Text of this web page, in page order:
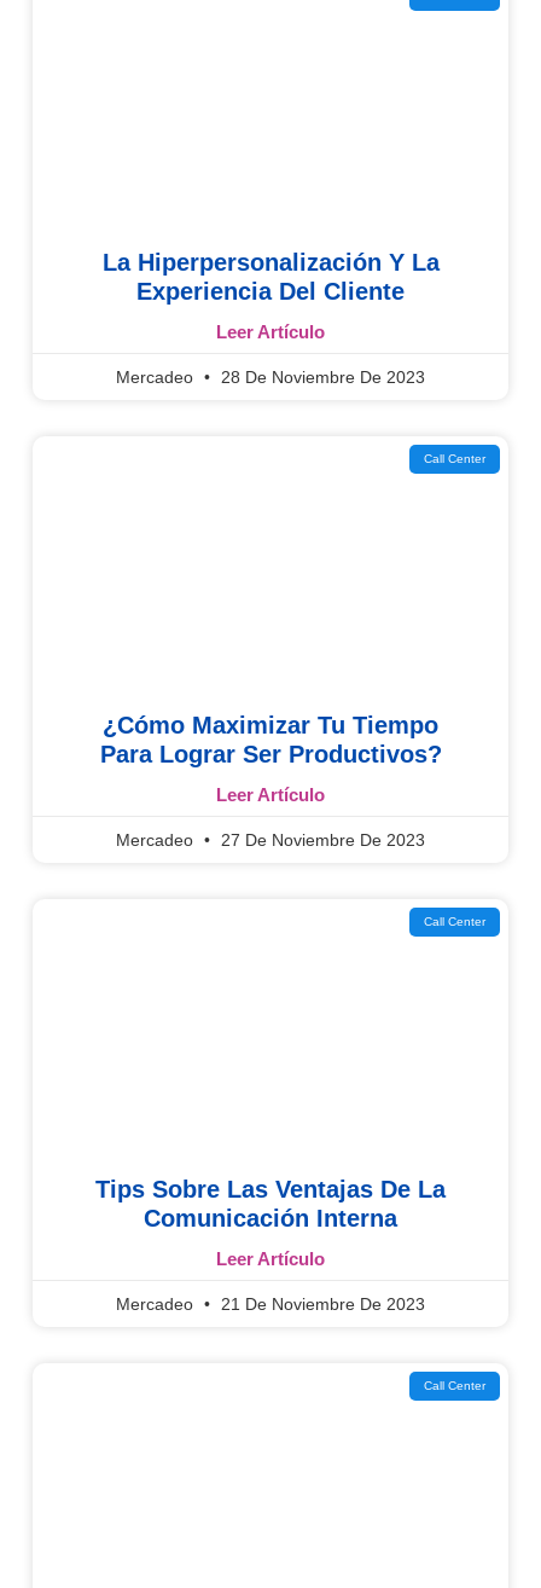
La Hiperpersonalización Y La
Experiencia Del Cliente
Leer Artículo
Mercadeo 28 De Noviembre De 2023
Call Center
¿Cómo Maximizar Tu Tiempo
Para Lograr Ser Productivos?
Leer Artículo
Mercadeo 27 De Noviembre De 2023
Call Center
Tips Sobre Las Ventajas De La
Comunicación Interna
Leer Artículo
Mercadeo 21 De Noviembre De 2023
Call Center